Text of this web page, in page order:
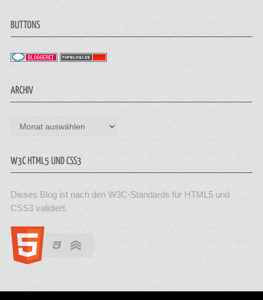
BUTTONS
ARCHIV
Archiv
W3C HTML5 UND CSS3
Dieses Blog ist nach den W3C-Standards für HTML5 und
CSS3 validiert.